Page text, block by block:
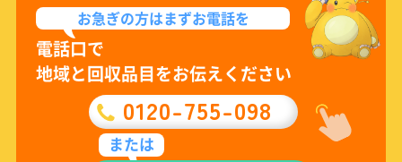
お急ぎの方はまずお電話を
電話口で
地域と回収品目をお伝えください
0120-755-098
または